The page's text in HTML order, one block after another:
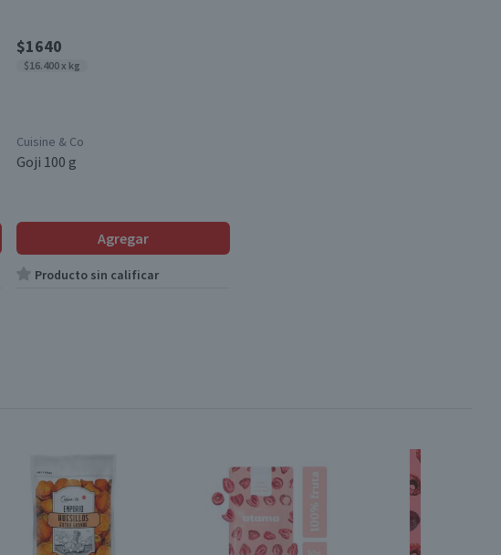
$1640
$16.400 x kg
Cuisine & Co
Goji 100 g
Agregar
Producto sin calificar